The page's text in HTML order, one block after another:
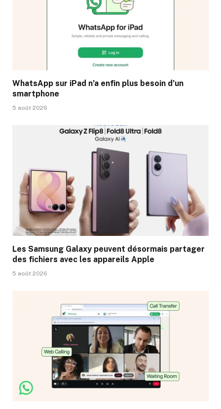
WhatsApp sur iPad n’a enfin plus besoin d’un
smartphone
5 août 2026
Les Samsung Galaxy peuvent désormais partager
des fichiers avec les appareils Apple
5 août 2026